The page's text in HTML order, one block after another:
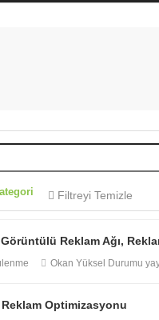
Filtreyi Temizle
Reklam Ağı,
Okan Yüksel Durumu
Optimizasyonu